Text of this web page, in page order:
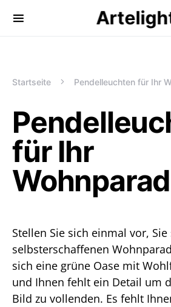
Startseite Pendelleuchten für Ihr
für Ihr
Stellen Sie sich einmal vor,
selbsterschaffenen
sich eine grüne Oase mit
und Ihnen fehlt ein Detail um
Bild zu vollenden. Es fehlt